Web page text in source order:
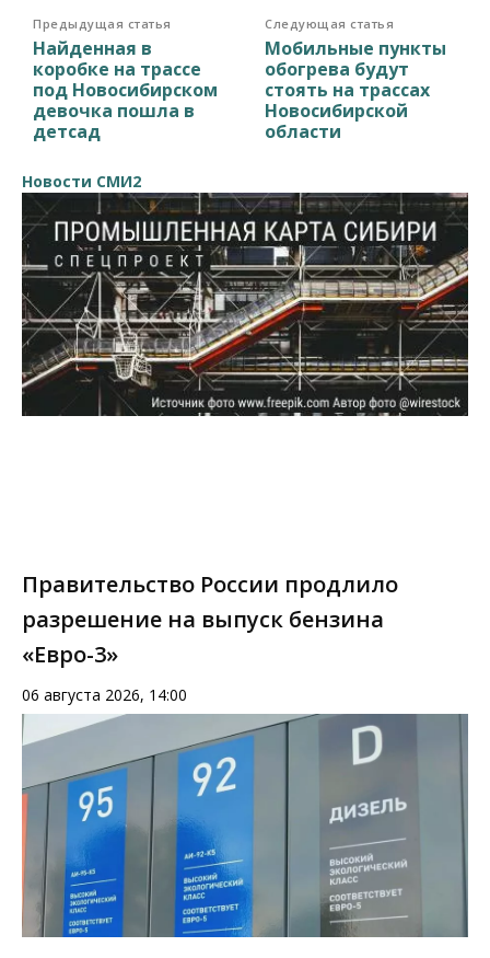
Предыдущая статья
Найденная в
коробке на трассе
под Новосибирском
девочка пошла в
детсад
Следующая статья
Мобильные пункты
обогрева будут
стоять на трассах
Новосибирской
области
Новости СМИ2
Правительство России продлило
разрешение на выпуск бензина
«Евро-3»
06 августа 2026, 14:00